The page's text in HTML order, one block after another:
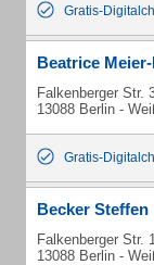
Gratis-
Beatrice
Falkenberger Str.
13088 Berlin -
Gratis-
Becker Steffen
Falkenberger Str.
13088 Berlin -